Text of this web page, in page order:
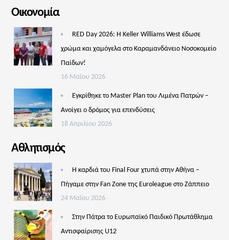
Οικονομία
RED Day 2026: Η Keller Williams West έδωσε
χρώμα και χαμόγελα στο Καραμανδάνειο Νοσοκομείο
Παίδων!
16 Μαΐου 2026
Εγκρίθηκε το Master Plan του Λιμένα Πατρών –
Aνοίγει ο δρόμος για επενδύσεις
18 Απριλίου 2026
Αθλητισμός
Η καρδιά του Final Four χτυπά στην Αθήνα –
Πήγαμε στην Fan Zone της Euroleague στο Ζάππειο
24 Μαΐου 2026
Στην Πάτρα το Ευρωπαϊκό Παιδικό Πρωτάθλημα
Αντισφαίρισης U12